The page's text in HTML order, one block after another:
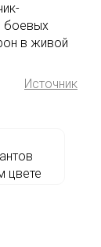
боевых
в живой
Источник
цвете